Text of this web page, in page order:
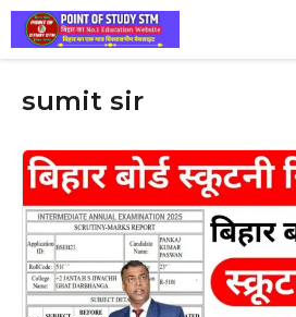
Skip
content
sumit sir